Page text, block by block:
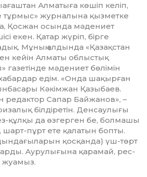
Алматыға көшіп келіп,
тұрмыс» журналына қызметке
Қосжан осында мәдениет
екен. Қатар жүріп, бірге
Мұның алдында «Қазақстан
кейін Ал­маты облыстық
мәдениет бөлімін
едім. «Онда шақырған
Кәкімжан Қазыбаев.
Сапар Байжанов», –
білдіретін. Денсаулығы
құлқы да өзгерген бе, болмашы
шарт-пұрт ете қалатын бопты.
қосқанда) үш-төрт
Аурулығына қарамай, рес­
жуамыз.